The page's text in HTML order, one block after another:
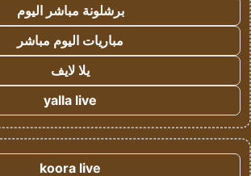
برشلونة مباشر اليوم
مباريات اليوم مباشر
يلا لايف
yalla live
koora live